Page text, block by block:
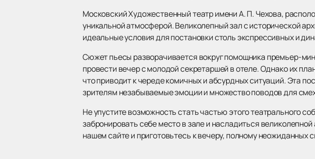
Московский Художественный театр имени А. П. Чехова,
уникальной атмосферой. Великолепный зал с исторической
идеальные условия для постановки столь экспрессивных и
Сюжет пьесы разворачивается вокруг помощника премьер-
провести вечер с молодой секретаршей в отеле. Однако их
что приводит к череде комичных и абсурдных ситуаций. Эта
зрителям незабываемые эмоции и множество поводов для
Не упустите возможность стать частью этого театрального
забронировать себе место в зале и насладиться
нашем сайте и приготовьтесь к вечеру, полному неожиданных